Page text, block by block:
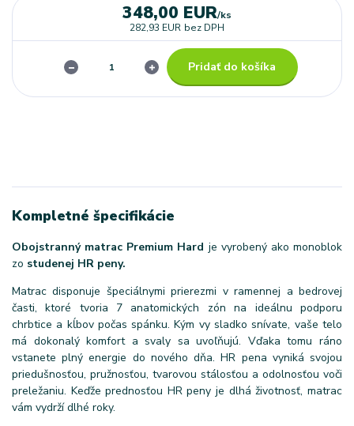
348,00 EUR/ks
282,93 EUR bez DPH
Pridať do košíka
Kompletné špecifikácie
Obojstranný matrac Premium Hard je vyrobený ako monoblok
zo studenej HR peny.
Matrac disponuje špeciálnymi prierezmi v ramennej a bedrovej
časti, ktoré tvoria 7 anatomických zón na ideálnu podporu
chrbtice a kĺbov počas spánku. Kým vy sladko snívate, vaše telo
má dokonalý komfort a svaly sa uvoľňujú. Vďaka tomu ráno
vstanete plný energie do nového dňa. HR pena vyniká svojou
priedušnosťou, pružnosťou, tvarovou stálosťou a odolnosťou voči
preležaniu. Keďže prednosťou HR peny je dlhá životnosť, matrac
vám vydrží dlhé roky.